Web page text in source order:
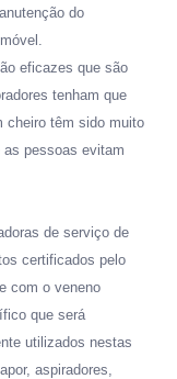
do
eficazes que são
tenham que
cheiro têm sido muito
pessoas evitam
de serviço de
certificados pelo
com o veneno
que será
utilizados nestas
aspiradores,